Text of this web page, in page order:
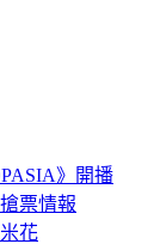
》開播
票情報
花